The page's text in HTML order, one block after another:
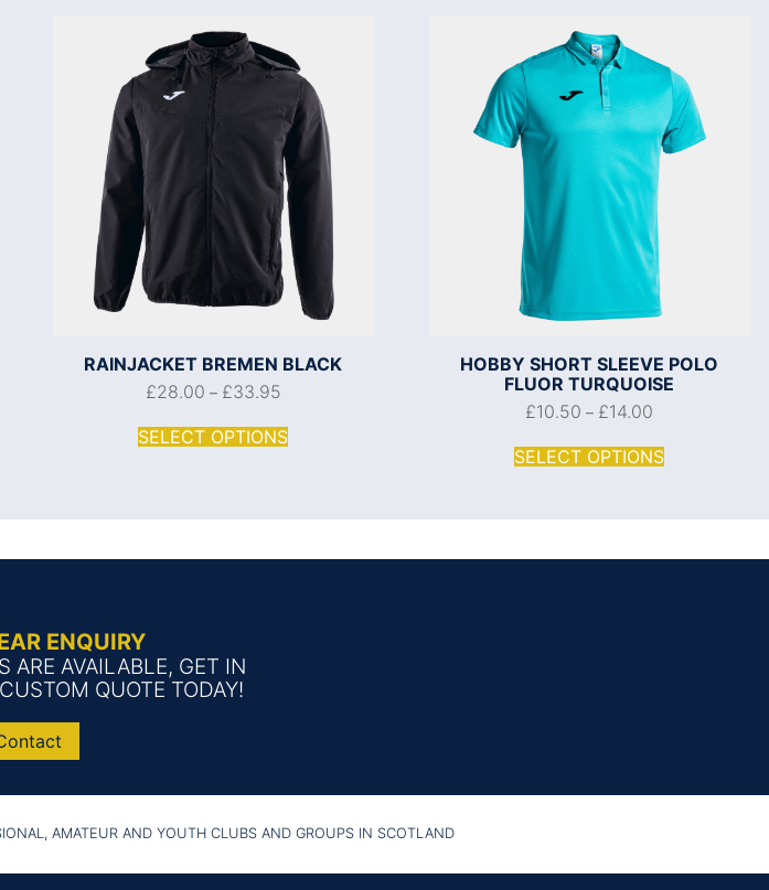
RAINJACKET BREMEN BLACK
£28.00 – £33.95
SELECT OPTIONS
HOBBY SHORT SLEEVE POLO
FLUOR TURQUOISE
£10.50 – £14.00
SELECT OPTIONS
ENQUIRY
ARE AVAILABLE, GET IN
QUOTE TODAY!
AMATEUR AND YOUTH CLUBS AND GROUPS IN SCOTLAND